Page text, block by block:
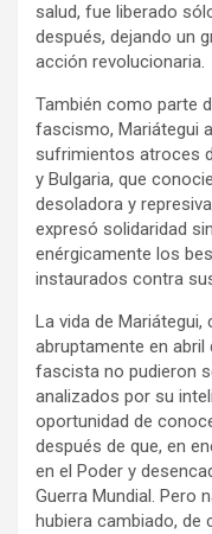
salud, fue liberado
después, dejando un
acción revolucionaria.
También como parte
fascismo, Mariátegui
sufrimientos atroces
y Bulgaria, que
desoladora y
expresó solidaridad
enérgicamente los
instaurados contra
La vida de
abruptamente en
fascista no pudieron
analizados por su
oportunidad de
después de que, en
en el Poder y
Guerra Mundial. Pero
hubiera cambiado,